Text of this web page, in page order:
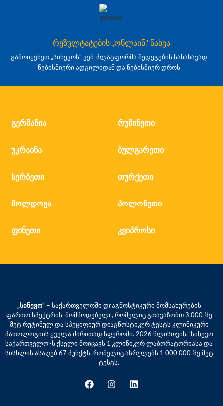
რეზულტატების „ონლაინ" ნახვა
გამოიყენეთ „სინევოს“ ვებ-პლატფორმა შედეგების სანახავად
ნებისმიერი ადგილიდან და ნებისმიერ დროს
გერმანია რუმინეთი
უკრაინა ბულგარეთი
სერბეთი თურქეთი
მოლდოვა პოლონეთი
ფინეთი კვიპროსი
„სინევო“ – საქართველოში დიაგნოსტიკური მომსახურების
ფართო სპექტრის მომწოდებელი, რომელიც გთავაზობთ 3,000-ზე
მეტ რუტინულ და სპეციფიურ დიაგნოსტიკურ ტესტს კლინიკური
პათოლოგიის ყველა ძირითად სფეროში. 2026 წლისთვის, ‘სინევო
საქართველო’-ს ქსელი მოიცავს 1 კლინიკურ ლაბორატორიასა და
სისხლის ასაღებ 67 პუნქტს, რომელიც ასრულებს 1 000 000-ზე მეტ
ტესტს.